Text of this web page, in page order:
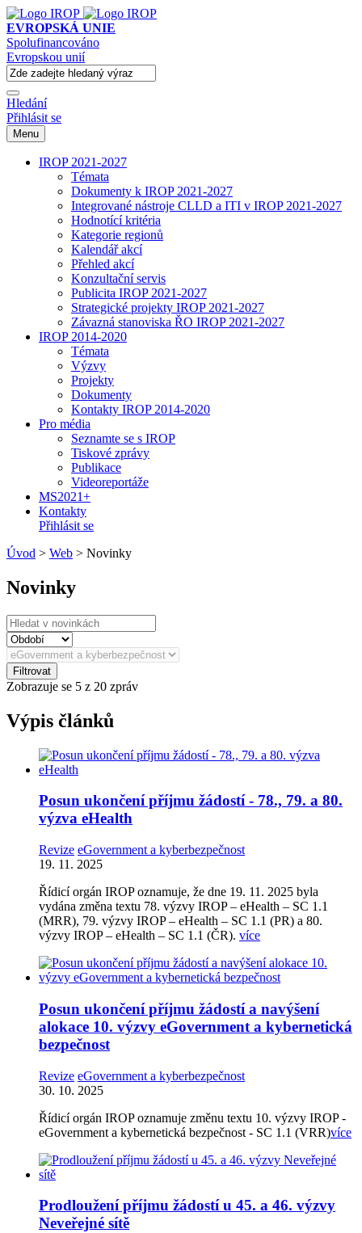
EVROPSKÁ UNIE
Spolufinancováno
Evropskou unií
Hledání
Přihlásit se
Menu
IROP 2021-2027
Témata
Dokumenty k IROP 2021-2027
Integrované nástroje CLLD a ITI v IROP 2021-2027
Hodnotící kritéria
Kategorie regionů
Kalendář akcí
Přehled akcí
Konzultační servis
Publicita IROP 2021-2027
Strategické projekty IROP 2021-2027
Závazná stanoviska ŘO IROP 2021-2027
IROP 2014-2020
Témata
Výzvy
Projekty
Dokumenty
Kontakty IROP 2014-2020
Pro média
Seznamte se s IROP
Tiskové zprávy
Publikace
Videoreportáže
MS2021+
Kontakty
Přihlásit se
Úvod > Web > Novinky
Novinky
Filtrovat
Zobrazuje se 5 z 20 zpráv
Výpis článků
Posun ukončení příjmu žádostí - 78., 79. a 80.
výzva eHealth
Revize eGovernment a kyberbezpečnost
19. 11. 2025
Řídicí orgán IROP oznamuje, že dne 19. 11. 2025 byla
vydána změna textu 78. výzvy IROP – eHealth – SC 1.1
(MRR), 79. výzvy IROP – eHealth – SC 1.1 (PR) a 80.
výzvy IROP – eHealth – SC 1.1 (ČR). více
Posun ukončení příjmu žádostí a navýšení
alokace 10. výzvy eGovernment a kybernetická
bezpečnost
Revize eGovernment a kyberbezpečnost
30. 10. 2025
Řídicí orgán IROP oznamuje změnu textu 10. výzvy IROP -
eGovernment a kybernetická bezpečnost - SC 1.1 (VRR)více
Prodloužení příjmu žádostí u 45. a 46. výzvy
Neveřejné sítě